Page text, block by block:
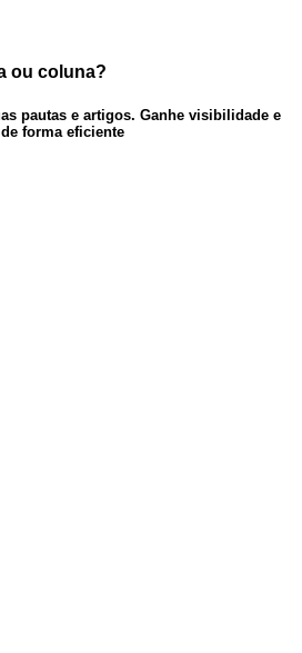
ou coluna?
pautas e artigos. Ganhe visibilidade e
forma eficiente